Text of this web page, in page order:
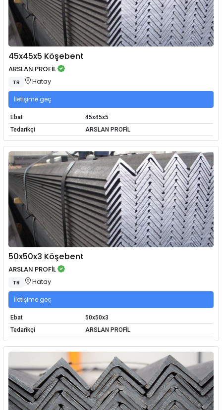
45x45x5 Köşebent
ARSLAN PROFİL
TR Hatay
İletişime geç
Ebat
45x45x5
Tedarikçi
ARSLAN PROFİL
50x50x3 Köşebent
ARSLAN PROFİL
TR Hatay
İletişime geç
Ebat
50x50x3
Tedarikçi
ARSLAN PROFİL